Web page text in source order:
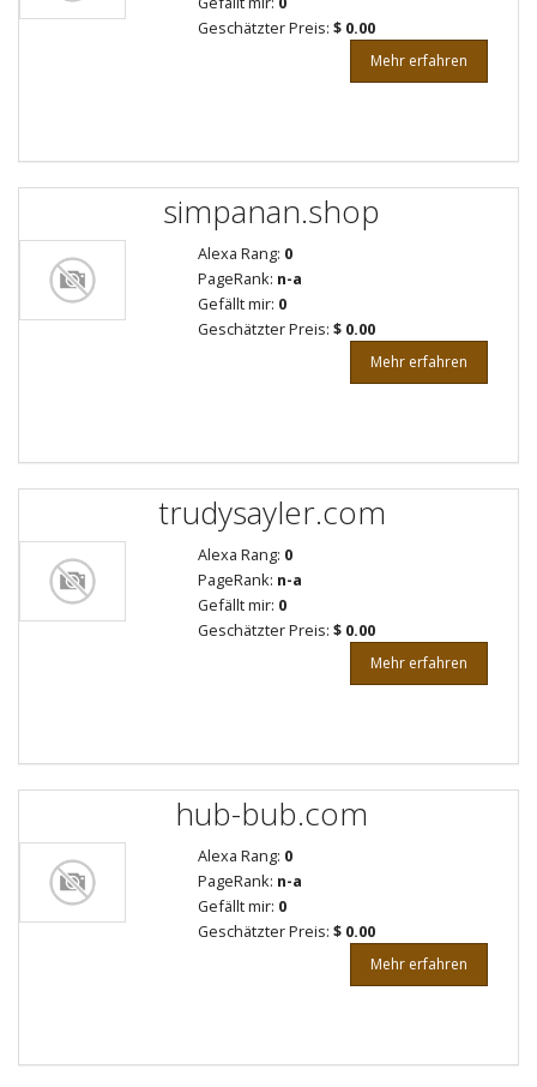
Geschätzter Preis: $ 0.00
Mehr erfahren
simpanan.shop
Alexa Rang: 0
PageRank: n-a
Gefällt mir: 0
Geschätzter Preis: $ 0.00
Mehr erfahren
trudysayler.com
Alexa Rang: 0
PageRank: n-a
Gefällt mir: 0
Geschätzter Preis: $ 0.00
Mehr erfahren
hub-bub.com
Alexa Rang: 0
PageRank: n-a
Gefällt mir: 0
Geschätzter Preis: $ 0.00
Mehr erfahren